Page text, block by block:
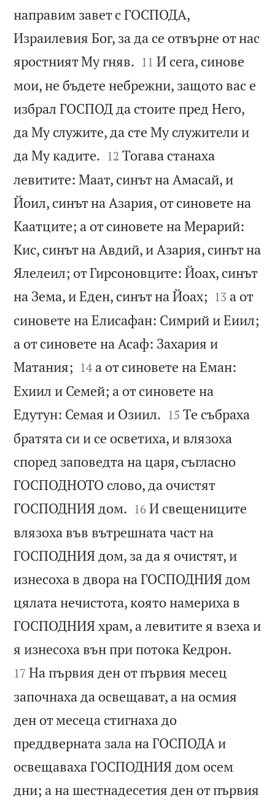
направим завет с ГОСПОДА,
Израилевия Бог, за да се отвърне от нас
яростният Му гняв. 

11 И сега, синове
мои, не бъдете небрежни, защото вас е
избрал ГОСПОД да стоите пред Него,
да Му служите, да сте Му служители и
да Му кадите. 

12 Тогава станаха
левитите: Маат, синът на Амасай, и
Йоил, синът на Азария, от синовете на
Каатците; а от синовете на Мерарий:
Кис, синът на Авдий, и Азария, синът на
Ялелеил; от Гирсоновците: Йоах, синът
на Зема, и Еден, синът на Йоах; 

13 а от
синовете на Елисафан: Симрий и Еиил;
а от синовете на Асаф: Захария и
Матания; 

14 а от синовете на Еман:
Ехиил и Семей; а от синовете на
Едутун: Семая и Озиил. 

15 Те събраха
братята си и се осветиха, и влязоха
според заповедта на царя, съгласно
ГОСПОДНОТО слово, да очистят
ГОСПОДНИЯ дом. 

16 И свещениците
влязоха във вътрешната част на
ГОСПОДНИЯ дом, за да я очистят, и
изнесоха в двора на ГОСПОДНИЯ дом
цялата нечистота, която намериха в
ГОСПОДНИЯ храм, а левитите я взеха и
я изнесоха вън при потока Кедрон.
17 На първия ден от първия месец
започнаха да освещават, а на осмия
ден от месеца стигнаха до
преддверната зала на ГОСПОДА и
освещаваха ГОСПОДНИЯ дом осем
дни; а на шестнадесетия ден от първия